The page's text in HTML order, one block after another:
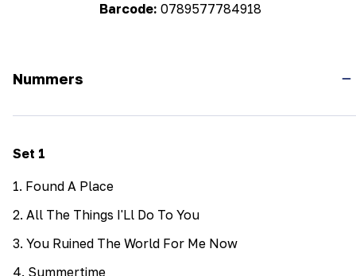
Barcode: 0789577784918
Nummers
Set 1
1. Found A Place
2. All The Things I'Ll Do To You
3. You Ruined The World For Me Now
4. Summertime